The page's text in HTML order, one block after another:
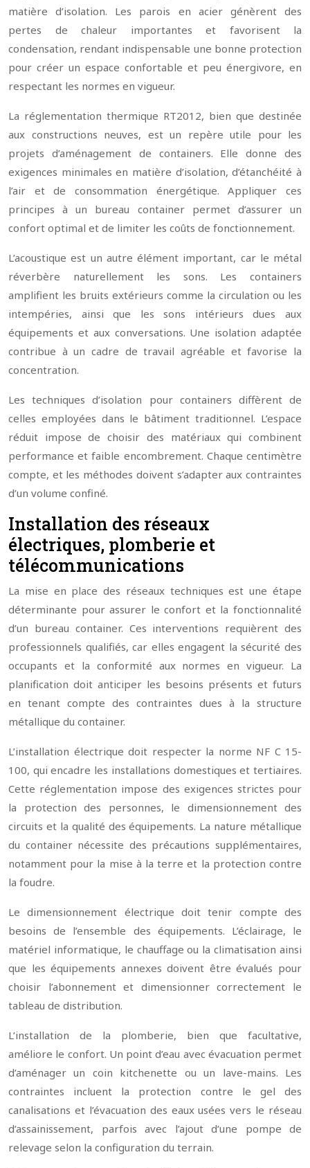
matière d’isolation. Les parois en acier génèrent des
pertes de chaleur importantes et favorisent la
condensation, rendant indispensable une bonne protection
pour créer un espace confortable et peu énergivore, en
respectant les normes en vigueur.
La réglementation thermique RT2012, bien que destinée
aux constructions neuves, est un repère utile pour les
projets d’aménagement de containers. Elle donne des
exigences minimales en matière d’isolation, d’étanchéité à
l’air et de consommation énergétique. Appliquer ces
principes à un bureau container permet d’assurer un
confort optimal et de limiter les coûts de fonctionnement.
L’acoustique est un autre élément important, car le métal
réverbère naturellement les sons. Les containers
amplifient les bruits extérieurs comme la circulation ou les
intempéries, ainsi que les sons intérieurs dues aux
équipements et aux conversations. Une isolation adaptée
contribue à un cadre de travail agréable et favorise la
concentration.
Les techniques d’isolation pour containers diffèrent de
celles employées dans le bâtiment traditionnel. L’espace
réduit impose de choisir des matériaux qui combinent
performance et faible encombrement. Chaque centimètre
compte, et les méthodes doivent s’adapter aux contraintes
d’un volume confiné.
Installation des réseaux
électriques, plomberie et
télécommunications
La mise en place des réseaux techniques est une étape
déterminante pour assurer le confort et la fonctionnalité
d’un bureau container. Ces interventions requièrent des
professionnels qualifiés, car elles engagent la sécurité des
occupants et la conformité aux normes en vigueur. La
planification doit anticiper les besoins présents et futurs
en tenant compte des contraintes dues à la structure
métallique du container.
L’installation électrique doit respecter la norme NF C 15-
100, qui encadre les installations domestiques et tertiaires.
Cette réglementation impose des exigences strictes pour
la protection des personnes, le dimensionnement des
circuits et la qualité des équipements. La nature métallique
du container nécessite des précautions supplémentaires,
notamment pour la mise à la terre et la protection contre
la foudre.
Le dimensionnement électrique doit tenir compte des
besoins de l’ensemble des équipements. L’éclairage, le
matériel informatique, le chauffage ou la climatisation ainsi
que les équipements annexes doivent être évalués pour
choisir l’abonnement et dimensionner correctement le
tableau de distribution.
L’installation de la plomberie, bien que facultative,
améliore le confort. Un point d’eau avec évacuation permet
d’aménager un coin kitchenette ou un lave-mains. Les
contraintes incluent la protection contre le gel des
canalisations et l’évacuation des eaux usées vers le réseau
d’assainissement, parfois avec l’ajout d’une pompe de
relevage selon la configuration du terrain.